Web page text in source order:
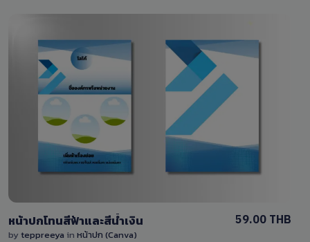
View Details
0 Sale
หน้าปกโทนสีฟ้าและสีน้ำเงิน
by teppreeya in หน้าปก (Canva)
59.00 THB